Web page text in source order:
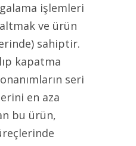
işlemleri
ve ürün
sahiptir.
kapatma
seri
en aza
bu ürün,